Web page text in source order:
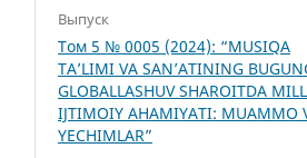
Выпуск
Том 5 № 0005 (2024): “MUSIQA
TA’LIMI VA SAN’ATINING
GLOBALLASHUV SHAROITDA
IJTIMOIY AHAMIYATI: MUAMMO
YECHIMLAR”